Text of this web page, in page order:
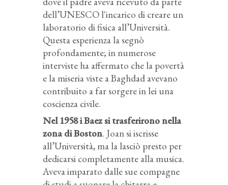
dell’UNESCO l'incarico di creare un
laboratorio di fisica all’Università.
Questa esperienza la segnò
profondamente; in numerose
interviste ha affermato che la povertà
e la miseria viste a Baghdad avevano
contribuito a far sorgere in lei una
coscienza civile.
Nel 1958 i Baez si trasferirono nella
zona di Boston. Joan si iscrisse
all’Università, ma la lasciò presto per
dedicarsi completamente alla musica.
Aveva imparato dalle sue compagne